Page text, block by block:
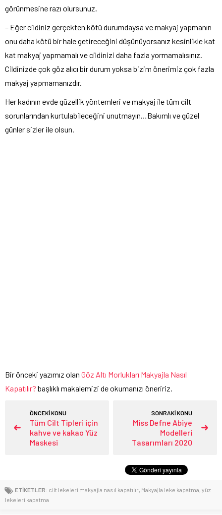
görünmesine razı olursunuz.
– Eğer cildiniz gerçekten kötü durumdaysa ve makyaj yapmanın
onu daha kötü bir hale getireceğini düşünüyorsanız kesinlikle kat
kat makyaj yapmamalı ve cildinizi daha fazla yormamalısınız.
Cildinizde çok göz alıcı bir durum yoksa bizim önerimiz çok fazla
makyaj yapmamanızdır.
Her kadının evde güzellik yöntemleri ve makyaj ile tüm cilt
sorunlarından kurtulabileceğini unutmayın…Bakımlı ve güzel
günler sizler ile olsun.
Bir önceki yazımız olan Göz Altı Morlukları Makyajla Nasıl
Kapatılır? başlıklı makalemizi de okumanızı öneririz.
ÖNCEKİ KONU
Tüm Cilt Tipleri için
kahve ve kakao Yüz
Maskesi
SONRAKİ KONU
Miss Defne Abiye
Modelleri
Tasarımları 2020
ETİKETLER: cilt lekeleri makyajla nasıl kapatılır, Makyajla leke kapatma, yüz
lekeleri kapatma